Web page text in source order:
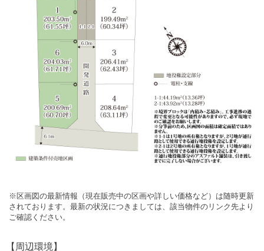
※区画図の最新情報（現在販売中の区画や詳しい価格など）は随時更新
されております。最新の状況につきましては、該当物件のリンク先より
ご確認ください。
【周辺環境】